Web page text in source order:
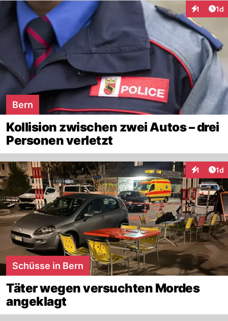
1 1d
Bern
Kollision zwischen zwei Autos – drei
Personen verletzt
1 1d
Schüsse in Bern
Täter wegen versuchten Mordes
angeklagt